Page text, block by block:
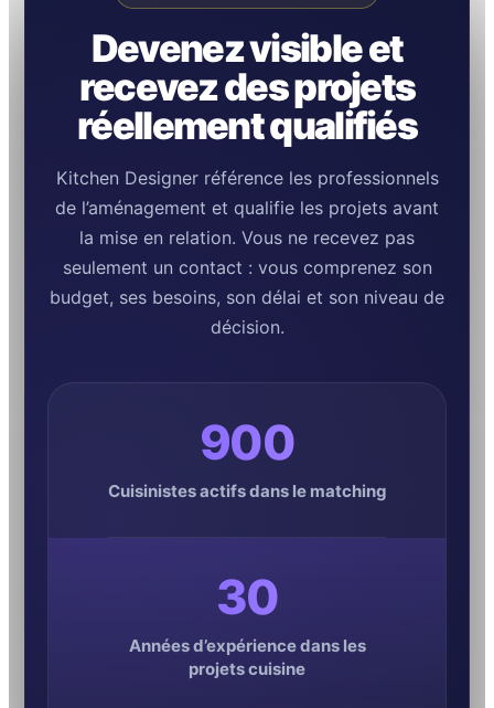
Devenez visible et
recevez des projets
réellement qualifiés
Kitchen Designer référence les professionnels
de l’aménagement et qualifie les projets avant
la mise en relation. Vous ne recevez pas
seulement un contact : vous comprenez son
budget, ses besoins, son délai et son niveau de
décision.
900
Cuisinistes actifs dans le matching
30
Années d’expérience dans les
projets cuisine